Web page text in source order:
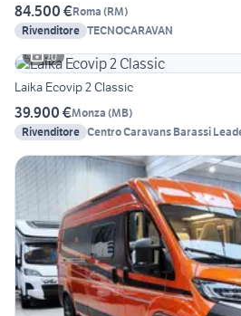
84.500 €Roma (RM)
Rivenditore TECNOCARAVAN
10
Laika Ecovip 2 Classic
39.900 €Monza (MB)
Rivenditore Centro Caravans Barassi